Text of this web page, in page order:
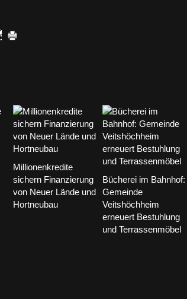
Millionenkredite
sichern Finanzierung
von Neuer Lände und
Hortneubau
Bücherei im Bahnhof:
Gemeinde
Veitshöchheim
erneuert Bestuhlung
und Terrassenmöbel